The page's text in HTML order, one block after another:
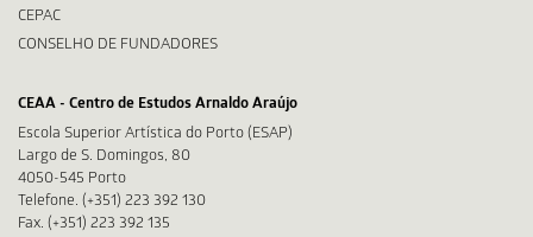
CEPAC
CONSELHO DE FUNDADORES
CEAA - Centro de Estudos Arnaldo Araújo
Escola Superior Artística do Porto (ESAP)
Largo de S. Domingos, 80
4050-545 Porto
Telefone. (+351) 223 392 130
Fax. (+351) 223 392 135